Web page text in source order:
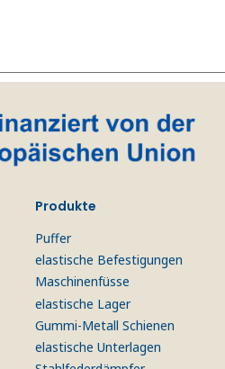
Produkte
Puffer
elastische Befestigungen
Maschinenfüsse
elastische Lager
Gummi-Metall Schienen
elastische Unterlagen